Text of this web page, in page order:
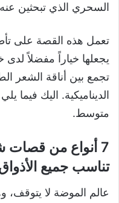
السحري الذي تبحثين
تعمل هذه القصة على
يجعلها خياراً مفضلاً
تجمع بين أناقة الشعر
متوسط.
تناسب جميع
عالم الموضة لا